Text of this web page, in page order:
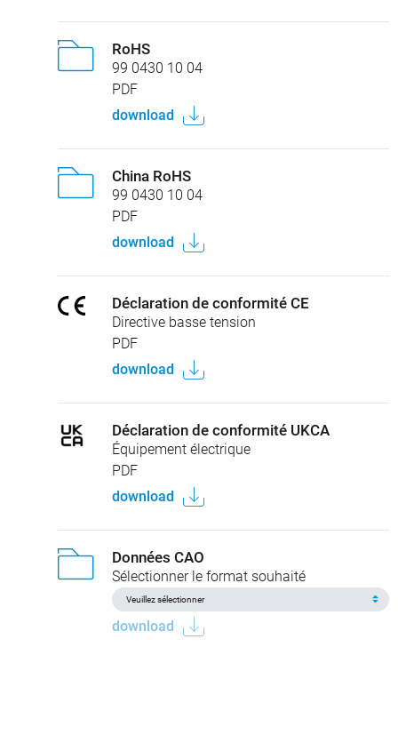
RoHS
99 0430 10 04
PDF
download
China RoHS
99 0430 10 04
PDF
download
Déclaration de conformité CE
Directive basse tension
PDF
download
Déclaration de conformité UKCA
Équipement électrique
PDF
download
Données CAO
Sélectionner le format souhaité
download